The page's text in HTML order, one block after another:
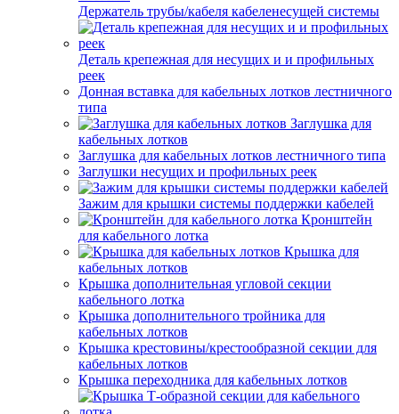
Держатель трубы/кабеля кабеленесущей системы
Деталь крепежная для несущих и и профильных
реек
Донная вставка для кабельных лотков лестничного
типа
Заглушка для
кабельных лотков
Заглушка для кабельных лотков лестничного типа
Заглушки несущих и профильных реек
Зажим для крышки системы поддержки кабелей
Кронштейн
для кабельного лотка
Крышка для
кабельных лотков
Крышка дополнительная угловой секции
кабельного лотка
Крышка дополнительного тройника для
кабельных лотков
Крышка крестовины/крестообразной секции для
кабельных лотков
Крышка переходника для кабельных лотков